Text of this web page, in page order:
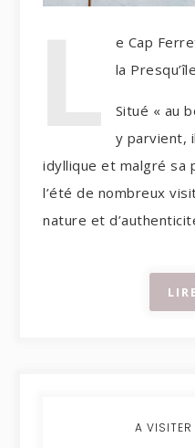
e Cap
la
Situé « au
y parvient,
idyllique et malgré sa
l’été de nombreux
nature et
A VISITER